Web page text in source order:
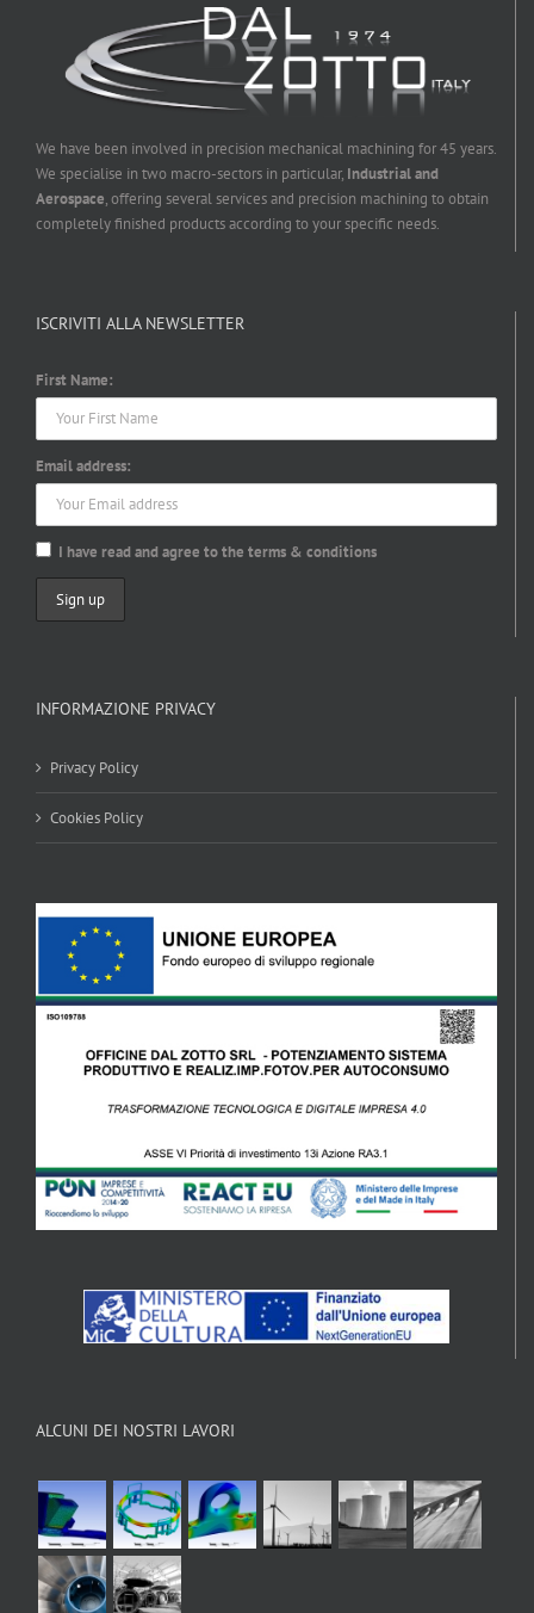
We have been involved in precision mechanical machining for 45 years.
We specialise in two macro-sectors in particular, Industrial and
Aerospace, offering several services and precision machining to obtain
completely finished products according to your specific needs.
ISCRIVITI ALLA NEWSLETTER
First Name:
Email address:
I have read and agree to the terms & conditions
INFORMAZIONE PRIVACY
Privacy Policy
Cookies Policy
ALCUNI DEI NOSTRI LAVORI